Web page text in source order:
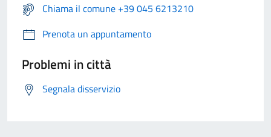
Chiama il comune +39 045 6213210
Prenota un appuntamento
Problemi in città
Segnala disservizio